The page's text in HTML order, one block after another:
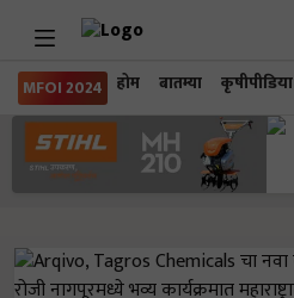
MFOI 2024 होम बातम्या कृषीपीडिया